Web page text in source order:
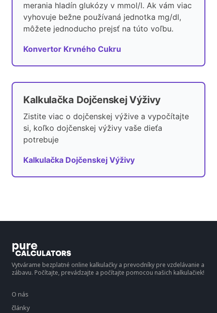
merania hladín glukózy v mmol/l. Ak vám viac
vyhovuje bežne používaná jednotka mg/dl,
môžete jednoducho prejsť na túto voľbu.
Konvertor Krvného Cukru
Kalkulačka Dojčenskej Výživy
Zistite viac o dojčenskej výžive a vypočítajte
si, koľko dojčenskej výživy vaše dieťa
potrebuje
Kalkulačka Dojčenskej Výživy
Vytvárame bezplatné online kalkulačky a prevodníky pre vzdelávanie a
zábavu. Počítajte, prevádzajte a počítajte pomocou našich kalkulačiek!
O nás
články